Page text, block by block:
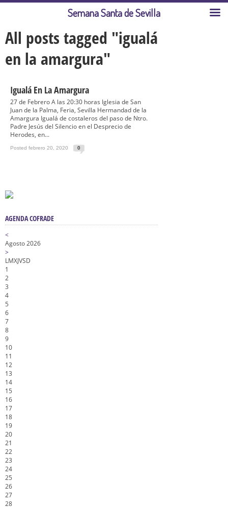
All posts tagged "igualá
en la amargura"
Igualá En La Amargura
27 de Febrero A las 20:30 horas Iglesia de San
Juan de la Palma, Feria, Sevilla Hermandad de la
Amargura Igualá de costaleros del paso de Ntro.
Padre Jesús del Silencio en el Desprecio de
Herodes, en...
Posted febrero 20, 2020 0
AGENDA COFRADE
<
Agosto 2026
>
LMXJVSD
1
2
3
4
5
6
7
8
9
10
11
12
13
14
15
16
17
18
19
20
21
22
23
24
25
26
27
28
Semana Santa de Sevilla